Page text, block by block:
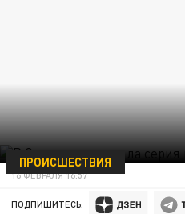
ПРОИСШЕСТВИЯ
16 ФЕВРАЛЯ 16:57
ПОДПИШИТЕСЬ: